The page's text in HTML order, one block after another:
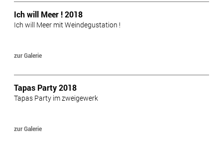
Ich will Meer ! 2018
Ich will Meer mit Weindegustation !
zur Galerie
Tapas Party 2018
Tapas Party im zweigewerk
zur Galerie